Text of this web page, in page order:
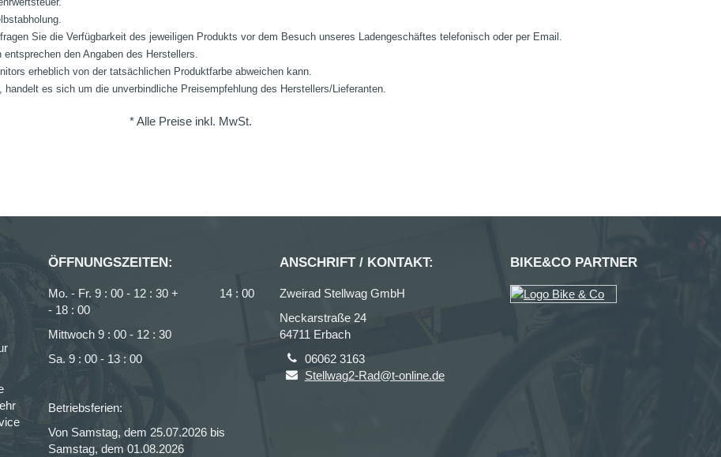
Sie die Verfügbarkeit des jeweiligen Produkts vor dem Besuch unseres Ladengeschäftes telefonisch oder per Email.
den Angaben des Herstellers.
erheblich von der tatsächlichen Produktfarbe abweichen kann.
es sich um die unverbindliche Preisempfehlung des Herstellers/Lieferanten.
* Alle Preise inkl. MwSt.
ÖFFNUNGSZEITEN:
Mo. - Fr. 9 : 00 - 12 : 30 + 14 : 00
- 18 : 00
Mittwoch 9 : 00 - 12 : 30
Sa. 9 : 00 - 13 : 00
Betriebsferien:
Von Samstag, dem 25.07.2026 bis
Samstag, dem 01.08.2026
ANSCHRIFT / KONTAKT:
Zweirad Stellwag GmbH
Neckarstraße 24
64711 Erbach
06062 3163
Stellwag2-Rad@t-online.de
BIKE&CO PARTNER